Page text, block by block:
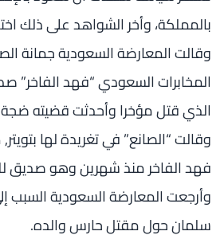
بالمملكة، وأخر الشواهد على ذلك
وقالت المعارضة السعودية جمانة
المخابرات السعودي “فهد الفاخر”
الذي قتل مؤخرا وأحدثت قضيته
وقالت “الصانع” في تغريدة لها
فهد الفاخر منذ شهرين وهو صديق
وأرجعت المعارضة السعودية
سلمان حول مقتل حارس والده.